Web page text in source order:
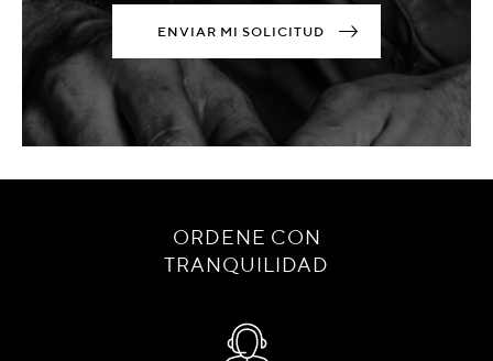
ENVIAR MI SOLICITUD
ORDENE CON
TRANQUILIDAD